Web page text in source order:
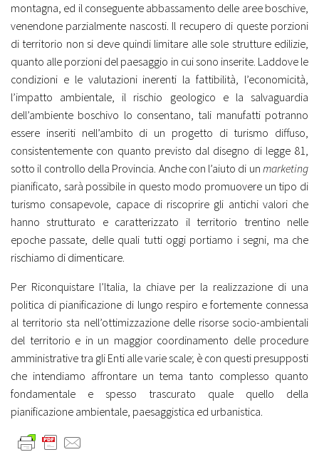
montagna, ed il conseguente abbassamento delle aree boschive,
venendone parzialmente nascosti. Il recupero di queste porzioni
di territorio non si deve quindi limitare alle sole strutture edilizie,
quanto alle porzioni del paesaggio in cui sono inserite. Laddove le
condizioni e le valutazioni inerenti la fattibilità, l’economicità,
l’impatto ambientale, il rischio geologico e la salvaguardia
dell’ambiente boschivo lo consentano, tali manufatti potranno
essere inseriti nell’ambito di un progetto di turismo diffuso,
consistentemente con quanto previsto dal disegno di legge 81,
sotto il controllo della Provincia. Anche con l’aiuto di un marketing
pianificato, sarà possibile in questo modo promuovere un tipo di
turismo consapevole, capace di riscoprire gli antichi valori che
hanno strutturato e caratterizzato il territorio trentino nelle
epoche passate, delle quali tutti oggi portiamo i segni, ma che
rischiamo di dimenticare.
Per Riconquistare l’Italia, la chiave per la realizzazione di una
politica di pianificazione di lungo respiro e fortemente connessa
al territorio sta nell’ottimizzazione delle risorse socio-ambientali
del territorio e in un maggior coordinamento delle procedure
amministrative tra gli Enti alle varie scale; è con questi presupposti
che intendiamo affrontare un tema tanto complesso quanto
fondamentale e spesso trascurato quale quello della
pianificazione ambientale, paesaggistica ed urbanistica.